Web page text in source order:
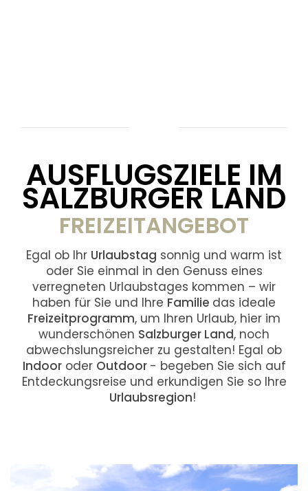
AUSFLUGSZIELE IM
SALZBURGER LAND
FREIZEITANGEBOT
Egal ob Ihr Urlaubstag sonnig und warm ist
oder Sie einmal in den Genuss eines
verregneten Urlaubstages kommen – wir
haben für Sie und Ihre Familie das ideale
Freizeitprogramm, um Ihren Urlaub, hier im
wunderschönen Salzburger Land, noch
abwechslungsreicher zu gestalten! Egal ob
Indooroder Outdoor - begeben Sie sich auf
Entdeckungsreise und erkundigen Sie so Ihre
Urlaubsregion!